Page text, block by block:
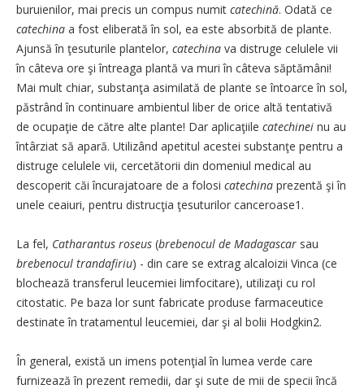
buruienilor, mai precis un compus numit catechină. Odată ce
catechina a fost eliberată în sol, ea este absorbită de plante.
Ajunsă în ţesuturile plantelor, catechina va distruge celulele vii
în câteva ore şi întreaga plantă va muri în câteva săptămâni!
Mai mult chiar, substanţa asimilată de plante se întoarce în sol,
păstrând în continuare ambientul liber de orice altă tentativă
de ocupaţie de către alte plante! Dar aplicaţiile catechinei nu au
întârziat să apară. Utilizând apetitul acestei substanţe pentru a
distruge celulele vii, cercetătorii din domeniul medical au
descoperit căi încurajatoare de a folosi catechina prezentă şi în
unele ceaiuri, pentru distrucţia ţesuturilor canceroase1.
La fel, Catharantus roseus (brebenocul de Madagascar sau
brebenocul trandafiriu) - din care se extrag alcaloizii Vinca (ce
blochează transferul leucemiei limfocitare), utilizaţi cu rol
citostatic. Pe baza lor sunt fabricate produse farmaceutice
destinate în tratamentul leucemiei, dar şi al bolii Hodgkin2.
În general, există un imens potenţial în lumea verde care
furnizează în prezent remedii, dar şi sute de mii de specii încă